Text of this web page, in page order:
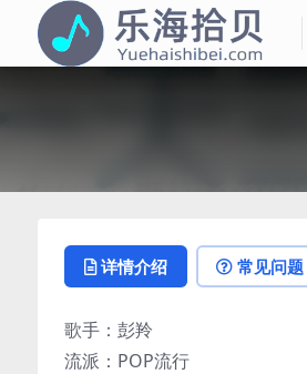
详情介绍 常见问题
歌手：彭羚
流派：POP流行